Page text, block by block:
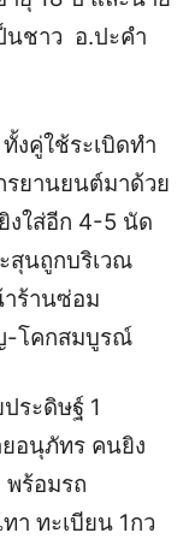
นชาว อ.ปะคำ
งคู่ใช้ระเบิดทำ
รยานยนต์มาด้วย
ใส่อีก 4-5 นัด
สุนถูกบริเวณ
ร้านซ่อม
-โคกสมบูรณ์
ระดิษฐ์ 1
อนุภัทร คนยิง
ร้อมรถ
า ทะเบียน 1กว